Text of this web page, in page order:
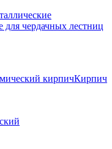
чердачных лестниц
кирпичКирпич